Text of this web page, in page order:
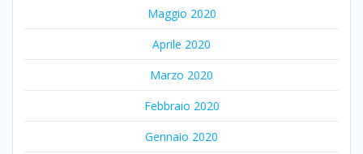
Maggio 2020
Aprile 2020
Marzo 2020
Febbraio 2020
Gennaio 2020